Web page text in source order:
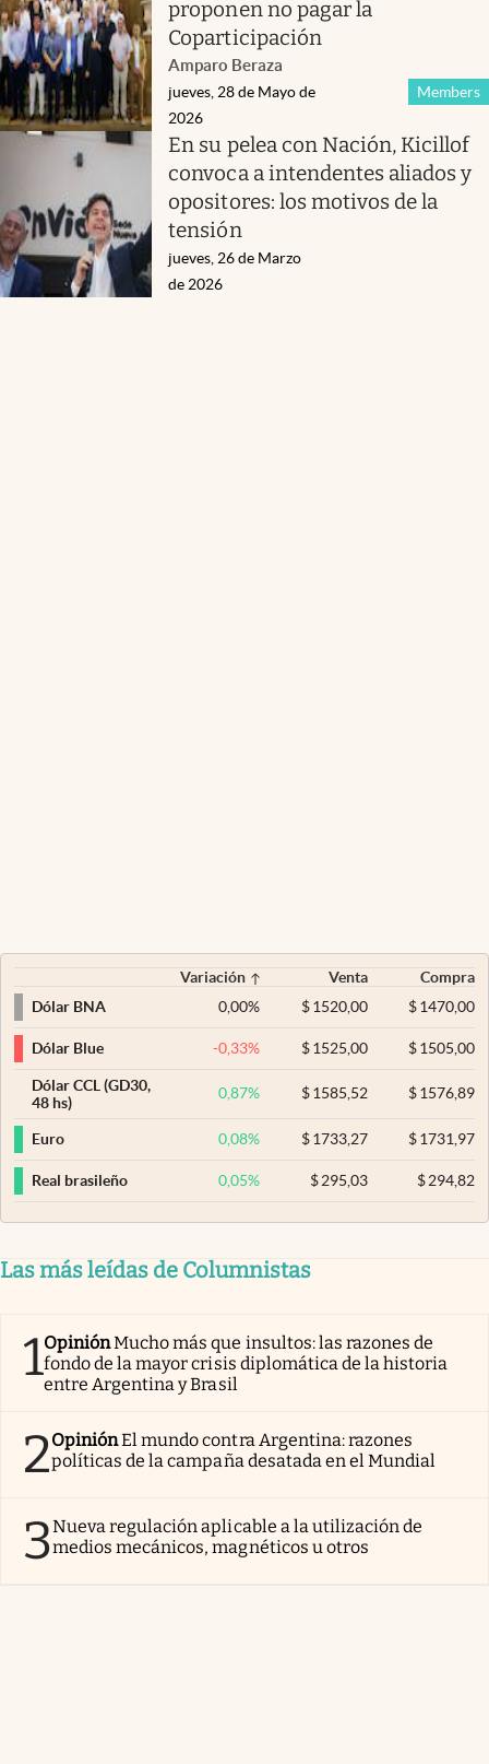
proponen no pagar la
Coparticipación
Amparo Beraza
Members
jueves, 28 de Mayo de
2026
En su pelea con Nación, Kicillof
convoca a intendentes aliados y
opositores: los motivos de la
tensión
jueves, 26 de Marzo
de 2026
Variación Venta
Compra
Dólar BNA
0,00% $ 1520,00 $1470,00
Dólar Blue -0,33% $ 1525,00 $1505,00
Dólar CCL (GD30,
48 hs)
0,87% $ 1585,52 $1576,89
Euro 0,08% $ 1733,27 $1731,97
Real brasileño 0,05% $ 295,03 $294,82
Las más leídas de Columnistas
1OpiniónMucho más que insultos: las razones de
fondo de la mayor crisis diplomática de la historia
entre Argentina y Brasil
2OpiniónEl mundo contra Argentina: razones
políticas de la campaña desatada en el Mundial
3Nueva regulación aplicable a la utilización de
medios mecánicos, magnéticos u otros